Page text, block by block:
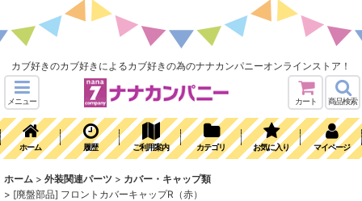
カブ好きのカブ好きによるカブ好きの為のナナカンパニーオンラインストア！
メニュー カート 商品検索
ホーム 履歴 ご利用案内 カテゴリ お気に入り マイページ
ホーム > 外装関連パーツ > カバー・キャップ類
> [廃盤部品] フロントカバーキャップR（赤）